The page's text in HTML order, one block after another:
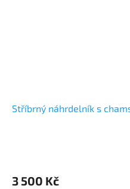
Stříbrný náhrdelník s
3 500 Kč